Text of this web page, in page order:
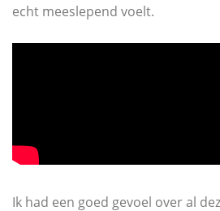
echt meeslepend voelt.
Ik had een goed gevoel over al